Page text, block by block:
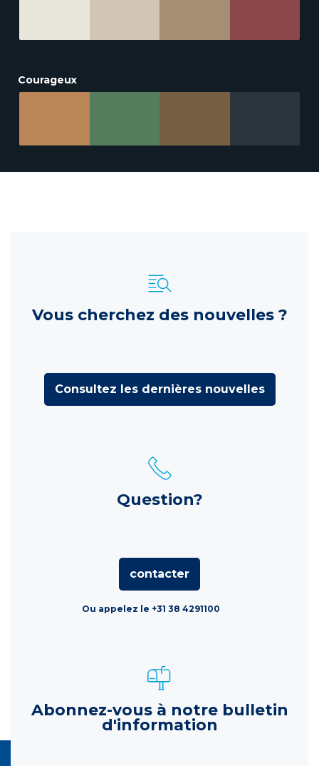
Courageux
Vous cherchez des nouvelles ?
Consultez les dernières nouvelles
Question?
contacter
Ou appelez le +31 38 4291100
Abonnez-vous à notre bulletin
d'information